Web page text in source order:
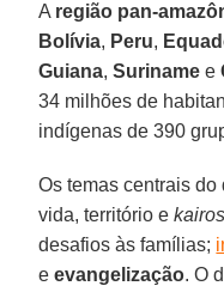
A região pan-
Bolívia, Peru,
Guiana,Suriname e
34 milhões de
indígenas de 390
Os temas centrais
vida, território ekairos
desafios às famílias;
eevangelização. O